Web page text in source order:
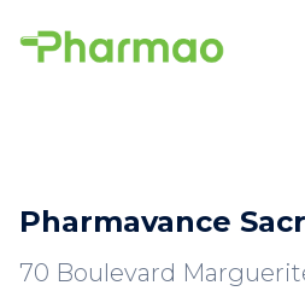
Pharmavance
70 Boulevard